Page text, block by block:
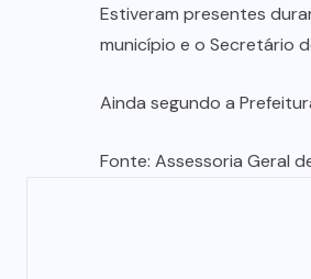
Estiveram presentes
município e o Secretário
Ainda segundo a
Fonte: Assessoria Geral